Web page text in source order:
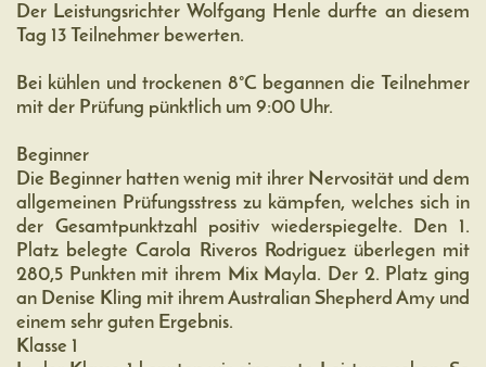
Der Leistungsrichter Wolfgang Henle durfte an diesem
Tag 13 Teilnehmer bewerten.
Bei kühlen und trockenen 8°C begannen die Teilnehmer
mit der Prüfung pünktlich um 9:00 Uhr.
Beginner
Die Beginner hatten wenig mit ihrer Nervosität und dem
allgemeinen Prüfungsstress zu kämpfen, welches sich in
der Gesamtpunktzahl positiv wiederspiegelte. Den 1.
Platz belegte Carola Riveros Rodriguez überlegen mit
280,5 Punkten mit ihrem Mix Mayla. Der 2. Platz ging
an Denise Kling mit ihrem Australian Shepherd Amy und
einem sehr guten Ergebnis.
Klasse 1